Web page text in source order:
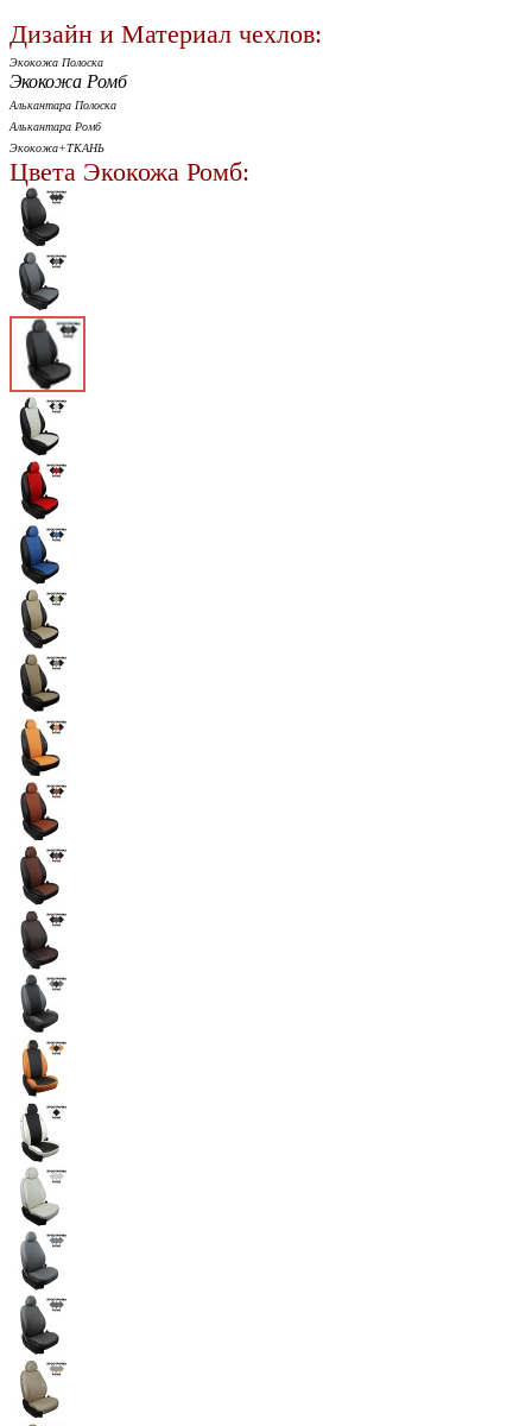
Дизайн и Материал чехлов:
Экокожа Полоска
Экокожа Ромб
Алькантара Полоска
Алькантара Ромб
Экокожа+ТКАНЬ
Цвета Экокожа Ромб: